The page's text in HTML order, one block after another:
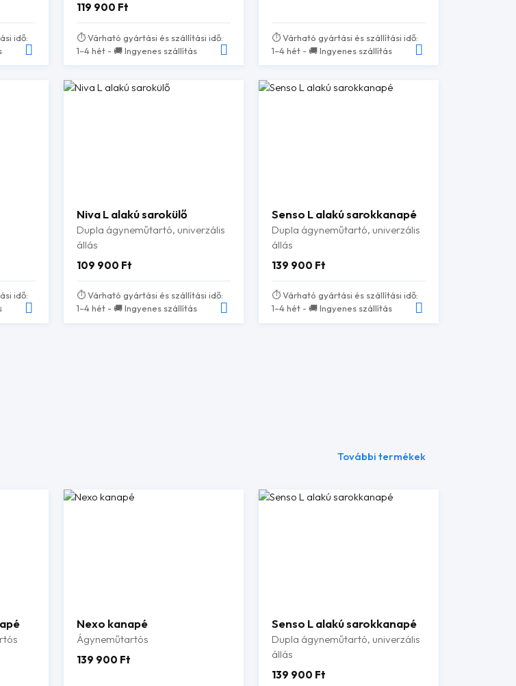
idő:
119 900 Ft
⏱️ Várható gyártási és szállítási idő:
1–4 hét - 🚚 Ingyenes szállítás
⏱️ Várható gyártási és szállítási idő:
1–4 hét - 🚚 Ingyenes szállítás
idő:
Niva L alakú sarokülő
Dupla ágyneműtartó, univerzális
állás
109 900 Ft
⏱️ Várható gyártási és szállítási idő:
1–4 hét - 🚚 Ingyenes szállítás
Senso L alakú sarokkanapé
Dupla ágyneműtartó, univerzális
állás
139 900 Ft
⏱️ Várható gyártási és szállítási idő:
1–4 hét - 🚚 Ingyenes szállítás
További termékek
Nexo kanapé
Ágyneműtartós
139 900 Ft
Senso L alakú sarokkanapé
Dupla ágyneműtartó, univerzális
állás
139 900 Ft